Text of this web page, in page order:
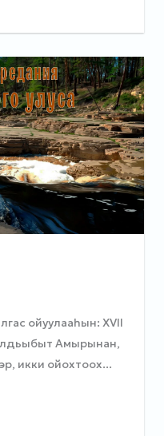
ойуулааһын: XVII
Амырынан,
икки ойохтоох...